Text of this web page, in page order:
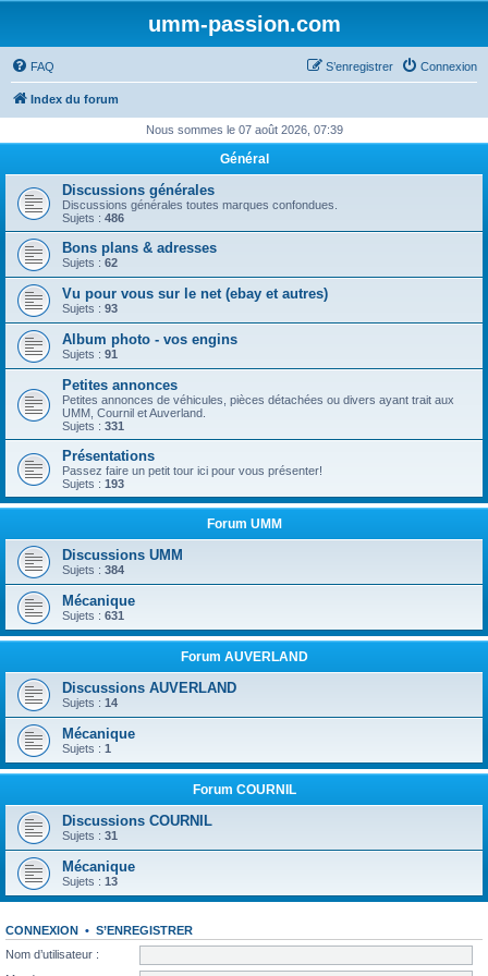
umm-passion.com
FAQ Connexion
S’enregistrer
Index du forum
Nous sommes le 07 août 2026, 07:39
Général
Discussions générales
Discussions générales toutes marques confondues.
Sujets : 486
Bons plans & adresses
Sujets : 62
Vu pour vous sur le net (ebay et autres)
Sujets : 93
Album photo - vos engins
Sujets : 91
Petites annonces
Petites annonces de véhicules, pièces détachées ou divers ayant trait aux
UMM, Cournil et Auverland.
Sujets : 331
Présentations
Passez faire un petit tour ici pour vous présenter!
Sujets : 193
Forum UMM
Discussions UMM
Sujets : 384
Mécanique
Sujets : 631
Forum AUVERLAND
Discussions AUVERLAND
Sujets : 14
Mécanique
Sujets : 1
Forum COURNIL
Discussions COURNIL
Sujets : 31
Mécanique
Sujets : 13
CONNEXION • S’ENREGISTRER
Nom d’utilisateur :